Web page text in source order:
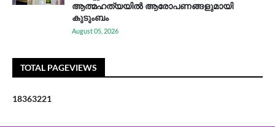
ആത്മഹത്യയിൽ ആരോപണങ്ങളുമായി
കുടുംബം
August 05, 2026
TOTAL PAGEVIEWS
18363221